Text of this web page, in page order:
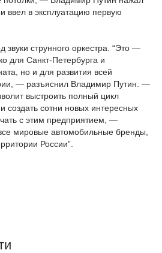
ввел в эксплуатацию первую
звуки струнного оркестра. “Это —
для Санкт-Петербурга и
но и для развития всей
— разъяснил Владимир Путин. —
выстроить полный цикл
создать сотни новых интересных
с этим предприятием, —
мировые автомобильные бренды,
России”.